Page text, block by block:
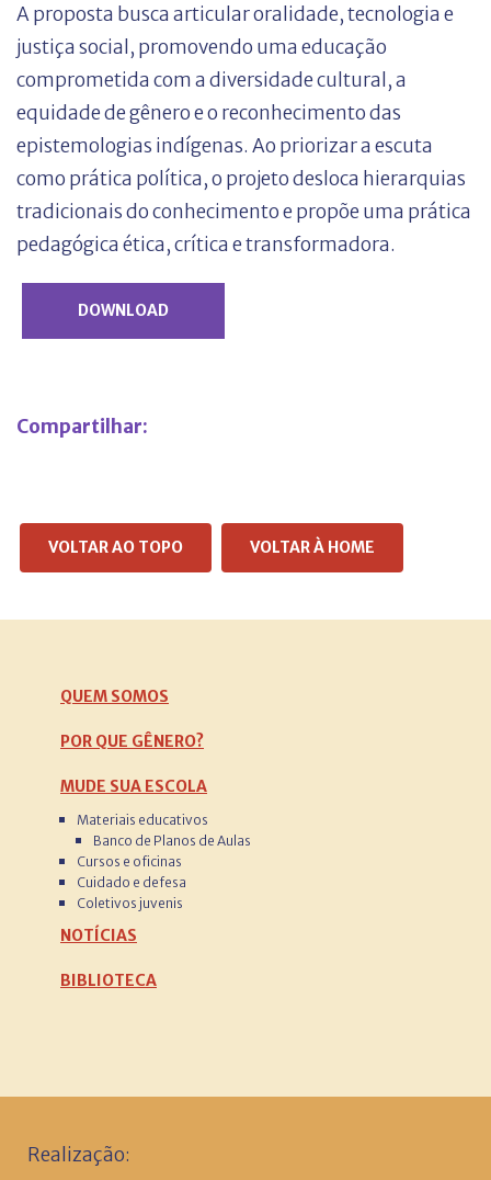
A proposta busca articular oralidade, tecnologia e
justiça social, promovendo uma educação
comprometida com a diversidade cultural, a
equidade de gênero e o reconhecimento das
epistemologias indígenas. Ao priorizar a escuta
como prática política, o projeto desloca hierarquias
tradicionais do conhecimento e propõe uma prática
pedagógica ética, crítica e transformadora.
DOWNLOAD
Compartilhar:
VOLTAR AO TOPO VOLTAR À HOME
QUEM SOMOS
POR QUE GÊNERO?
MUDE SUA ESCOLA
Materiais educativos
Banco de Planos de Aulas
Cursos e oficinas
Cuidado e defesa
Coletivos juvenis
NOTÍCIAS
BIBLIOTECA
Realização: